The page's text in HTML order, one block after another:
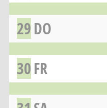
29DO
30FR